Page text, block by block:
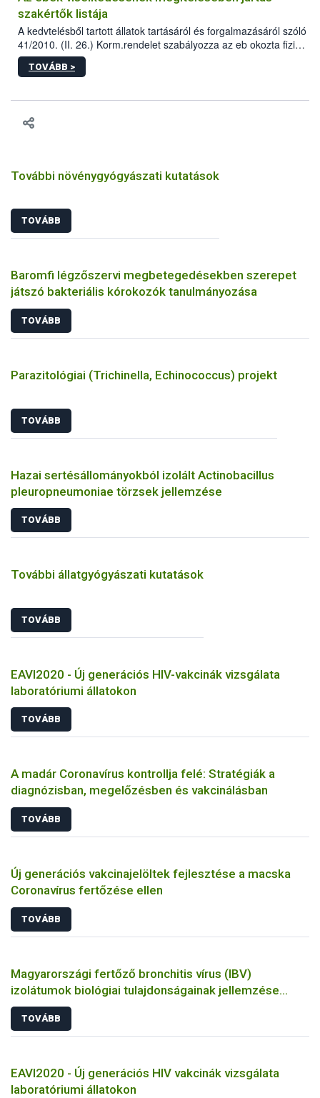
szakértők listája
A kedvtelésből tartott állatok tartásáról és forgalmazásáról szóló
41/2010. (II. 26.) Korm.rendelet szabályozza az eb okozta fizikai
sérülés, illetve ennek veszélye keletkezésekor felmerülő
hatósági feladatokat, valamint a veszélyes eb tartását és annak
vonni az ebek viselkedésének megítélésében jártas szakértőt.
TOVÁBB >
További növénygyógyászati kutatások
TOVÁBB
Baromfi légzőszervi megbetegedésekben szerepet
játszó bakteriális kórokozók tanulmányozása
TOVÁBB
Parazitológiai (Trichinella, Echinococcus) projekt
TOVÁBB
Hazai sertésállományokból izolált Actinobacillus
pleuropneumoniae törzsek jellemzése
TOVÁBB
További állatgyógyászati kutatások
TOVÁBB
EAVI2020 - Új generációs HIV-vakcinák vizsgálata
laboratóriumi állatokon
TOVÁBB
A madár Coronavírus kontrollja felé: Stratégiák a
diagnózisban, megelőzésben és vakcinálásban
TOVÁBB
Új generációs vakcinajelöltek fejlesztése a macska
Coronavírus fertőzése ellen
TOVÁBB
Magyarországi fertőző bronchitis vírus (IBV)
izolátumok biológiai tulajdonságainak jellemzése
állatkísérletes és molekuláris biológiai eszközökkel
TOVÁBB
EAVI2020 - Új generációs HIV vakcinák vizsgálata
laboratóriumi állatokon